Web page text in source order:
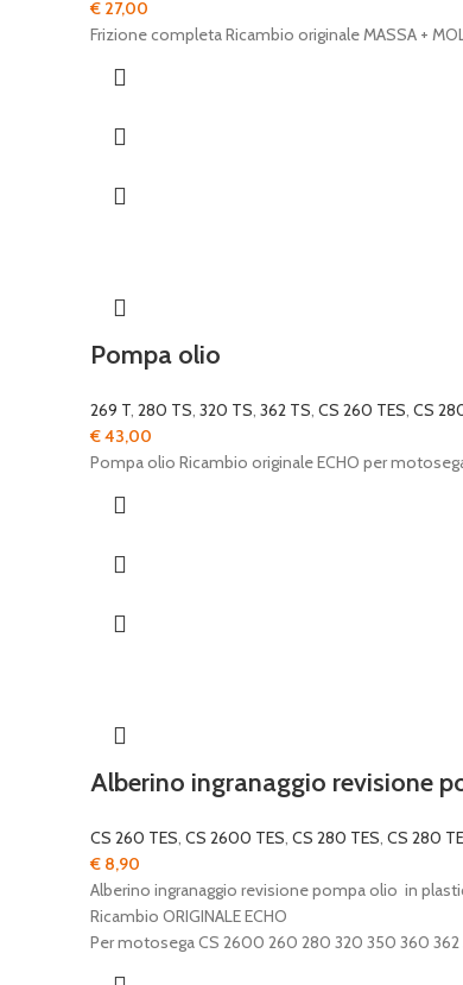
€ 27,00
Frizione completa Ricambio originale MASSA +
Pompa olio
269 T, 280 TS, 320 TS, 362 TS, CS 260 TES, CS
€43,00
Pompa olio Ricambio originale ECHO per
Alberino ingranaggio revisione
CS 260 TES, CS 2600 TES, CS 280 TES, CS 280
€ 8,90
Alberino ingranaggio revisione pompa olio in
Ricambio ORIGINALE ECHO
Per motosega CS 2600 260 280 320 350 360